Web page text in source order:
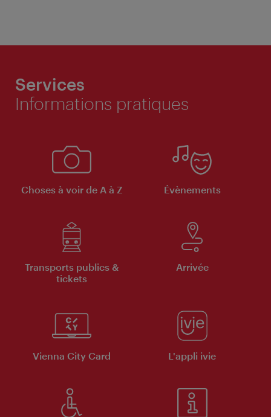
Services
Informations pratiques
Choses à voir de A à Z Évènements
Transports publics &
tickets
Arrivée
Vienna City Card L'appli ivie